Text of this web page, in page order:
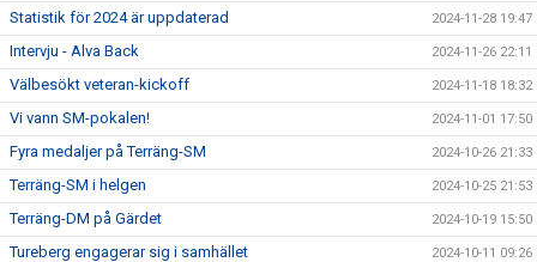
Statistik för 2024 är uppdaterad 2024-11-28 19:47
Intervju - Alva Back 2024-11-26 22:11
Välbesökt veteran-kickoff 2024-11-18 18:32
Vi vann SM-pokalen! 2024-11-01 17:50
Fyra medaljer på Terräng-SM 2024-10-26 21:33
Terräng-SM i helgen 2024-10-25 21:53
Terräng-DM på Gärdet 2024-10-19 15:50
Tureberg engagerar sig i samhället 2024-10-11 09:26